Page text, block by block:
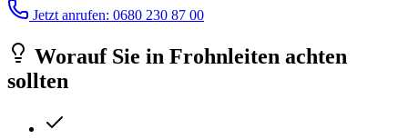
Jetzt anrufen: 0680 230 87 00
Worauf Sie in Frohnleiten achten
sollten